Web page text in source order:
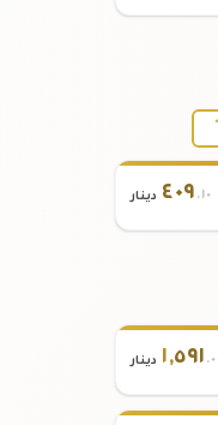
٤٠٩ .١٠ دينار
١,٥٩١ دينار